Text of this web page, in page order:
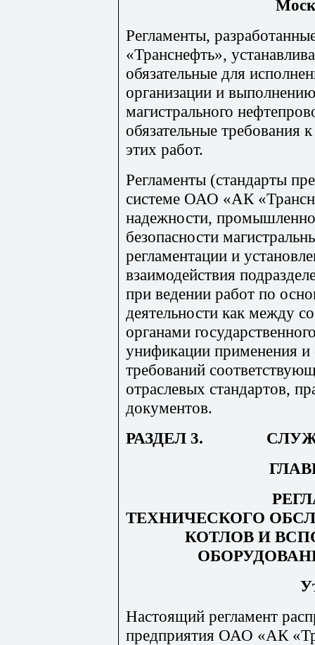
Регламенты,
«Транснефть»,
обязательные для
организации и
магистрального
обязательные требования
этих работ.
Регламенты (стандарты
системе ОАО «АК
надежности,
безопасности
регламентации и
взаимодействия
при ведении работ по
деятельности как между
органами
унификации применения и
требований
отраслевых стандартов,
документов.
РАЗДЕЛ 3.
ТЕХНИЧЕСКОГО
КОТЛОВ И
Настоящий регламент
предприятия ОАО «АК